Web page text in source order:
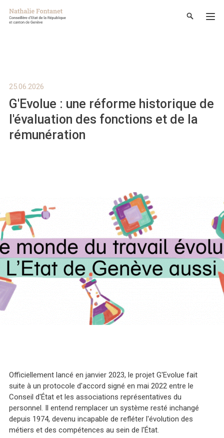
25.06.2026
G'Evolue : une réforme historique de
l'évaluation des fonctions et de la
rémunération
Officiellement lancé en janvier 2023, le projet G'Evolue fait
suite à un protocole d'accord signé en mai 2022 entre le
Conseil d'État et les associations représentatives du
personnel. Il entend remplacer un système resté inchangé
depuis 1974, devenu incapable de refléter l'évolution des
métiers et des compétences au sein de l'État.